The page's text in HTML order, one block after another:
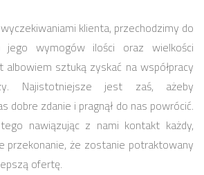
klienta, przechodzimy do
jego wymogów ilości oraz wielkości
sztuką zyskać na współpracy
Najistotniejsze jest zaś, ażeby
dobre zdanie i pragnął do nas powrócić.
nawiązując z nami kontakt każdy,
przekonanie, że zostanie potraktowany
ofertę.